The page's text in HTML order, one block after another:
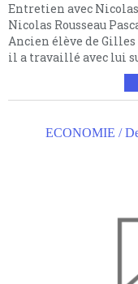
Entretien avec Nicolas
Nicolas Rousseau
Ancien élève de
il a travaillé avec lui
ECONOMIE /